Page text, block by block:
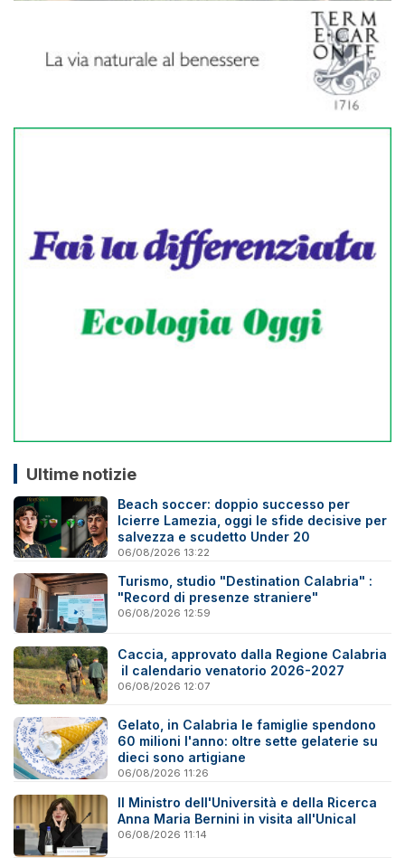
Ultime notizie
Beach soccer: doppio successo per
Icierre Lamezia, oggi le sfide decisive per
salvezza e scudetto Under 20
06/08/2026 13:22
Turismo, studio "Destination Calabria" :
"Record di presenze straniere"
06/08/2026 12:59
Caccia, approvato dalla Regione Calabria
il calendario venatorio 2026-2027
06/08/2026 12:07
Gelato, in Calabria le famiglie spendono
60 milioni l'anno: oltre sette gelaterie su
dieci sono artigiane
06/08/2026 11:26
Il Ministro dell'Università e della Ricerca
Anna Maria Bernini in visita all'Unical
06/08/2026 11:14